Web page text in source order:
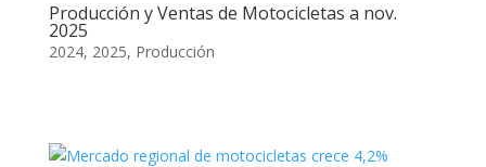
Producción y Ventas de Motocicletas a nov.
2025
2024, 2025, Producción